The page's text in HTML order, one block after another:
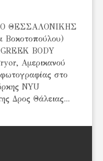
ΘΕΣΣΑΛΟΝΙΚΗΣ
Βοκοτοπούλου)
BODY
Αμερικανού
στο
NYU
Δρος Θάλειας...